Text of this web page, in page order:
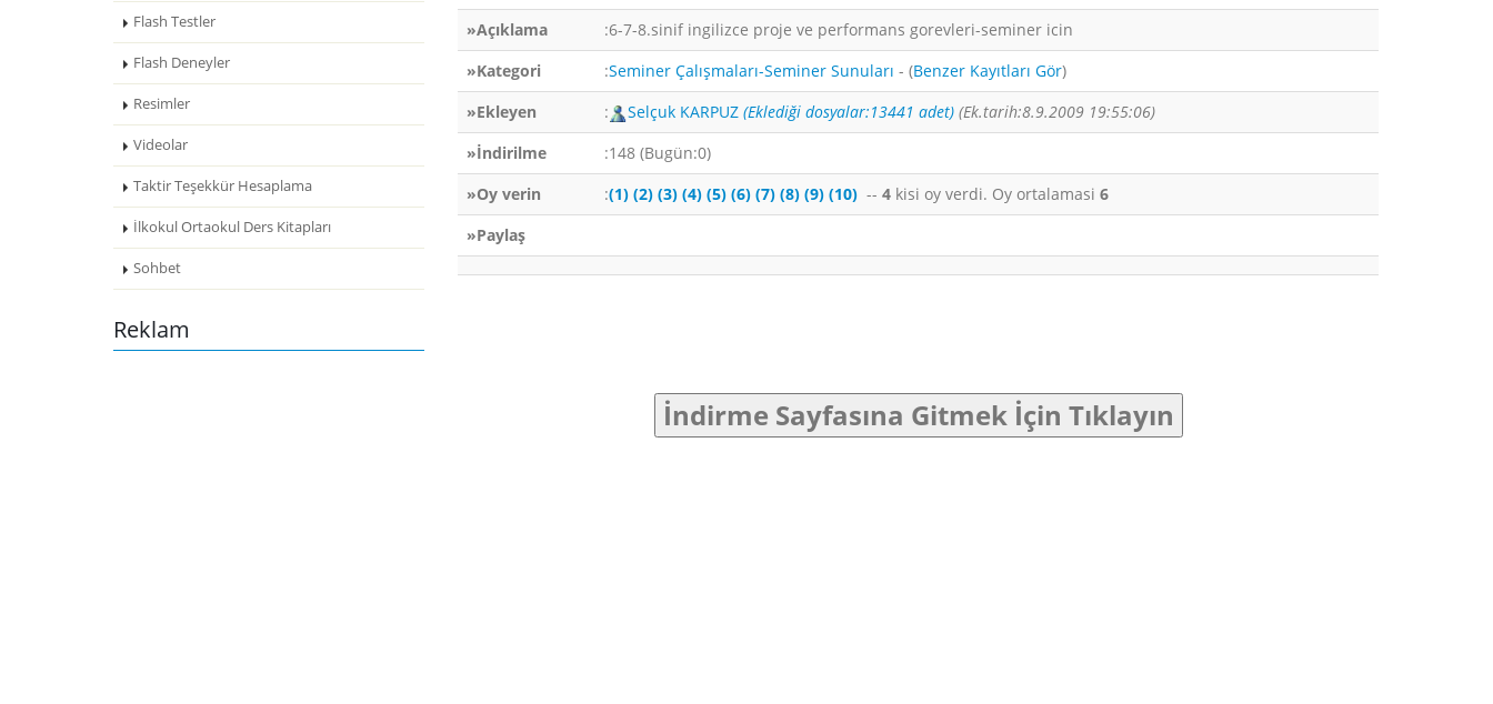
Flash Testler
Flash Deneyler
Resimler
Videolar
Taktir Teşekkür Hesaplama
İlkokul Ortaokul Ders Kitapları
Sohbet
Reklam
»Açıklama
:6-7-8.sinif ingilizce proje ve performans gorevleri-seminer icin
»Kategori
:Seminer Çalışmaları-Seminer Sunuları - (Benzer Kayıtları Gör)
»Ekleyen
: Selçuk KARPUZ (Eklediği dosyalar:13441 adet) (Ek.tarih:8.9.2009 19:55:06)
»İndirilme
:148 (Bugün:0)
»Oy verin
:(1) (2) (3) (4) (5) (6) (7) (8) (9) (10) --4 kisi oy verdi. Oy ortalamasi6
»Paylaş